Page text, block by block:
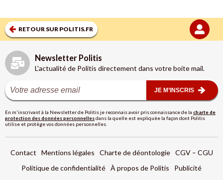
RETOUR SUR POLITIS.FR
Newsletter Politis
L'actualité de Politis directement dans votre boite mail.
JE M’INSCRIS
En m'inscrivant à la Newsletter de Politis je reconnais avoir pris connaissance de la charte de
protection des données personnellesdans la quelle est expliquèe la façon dont Politis
utilise et protège vos données personnelles.
Contact Mentions légales Charte de déontologie
CGV – CGU
Politique de confidentialité À propos de Politis
Publicité